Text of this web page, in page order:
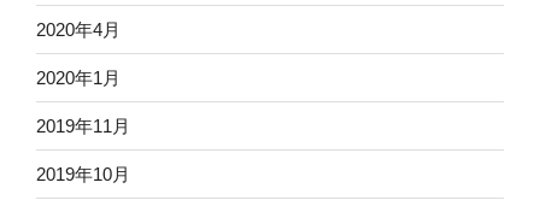
2020年4月
2020年1月
2019年11月
2019年10月